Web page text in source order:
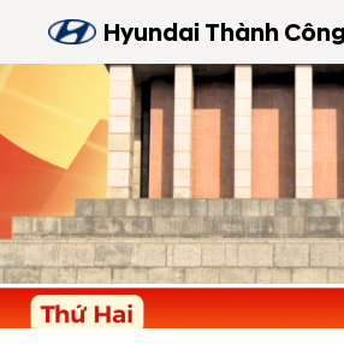
Hyundai Thành